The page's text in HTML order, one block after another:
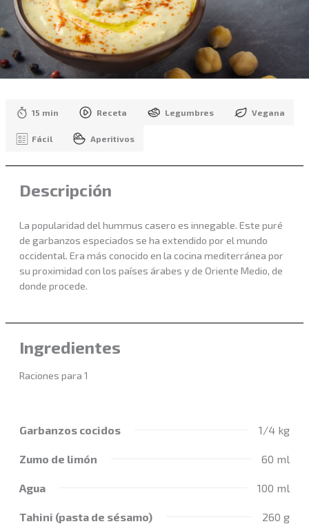
15 min Receta Legumbres Vegana
Fácil Aperitivos
Descripción
La popularidad del hummus casero es innegable. Este puré
de garbanzos especiados se ha extendido por el mundo
occidental. Era más conocido en la cocina mediterránea por
su proximidad con los países árabes y de Oriente Medio, de
donde procede.
Ingredientes
Raciones para 1
Garbanzos cocidos 1/4 kg
Zumo de limón 60 ml
Agua 100 ml
Tahini (pasta de sésamo) 260 g